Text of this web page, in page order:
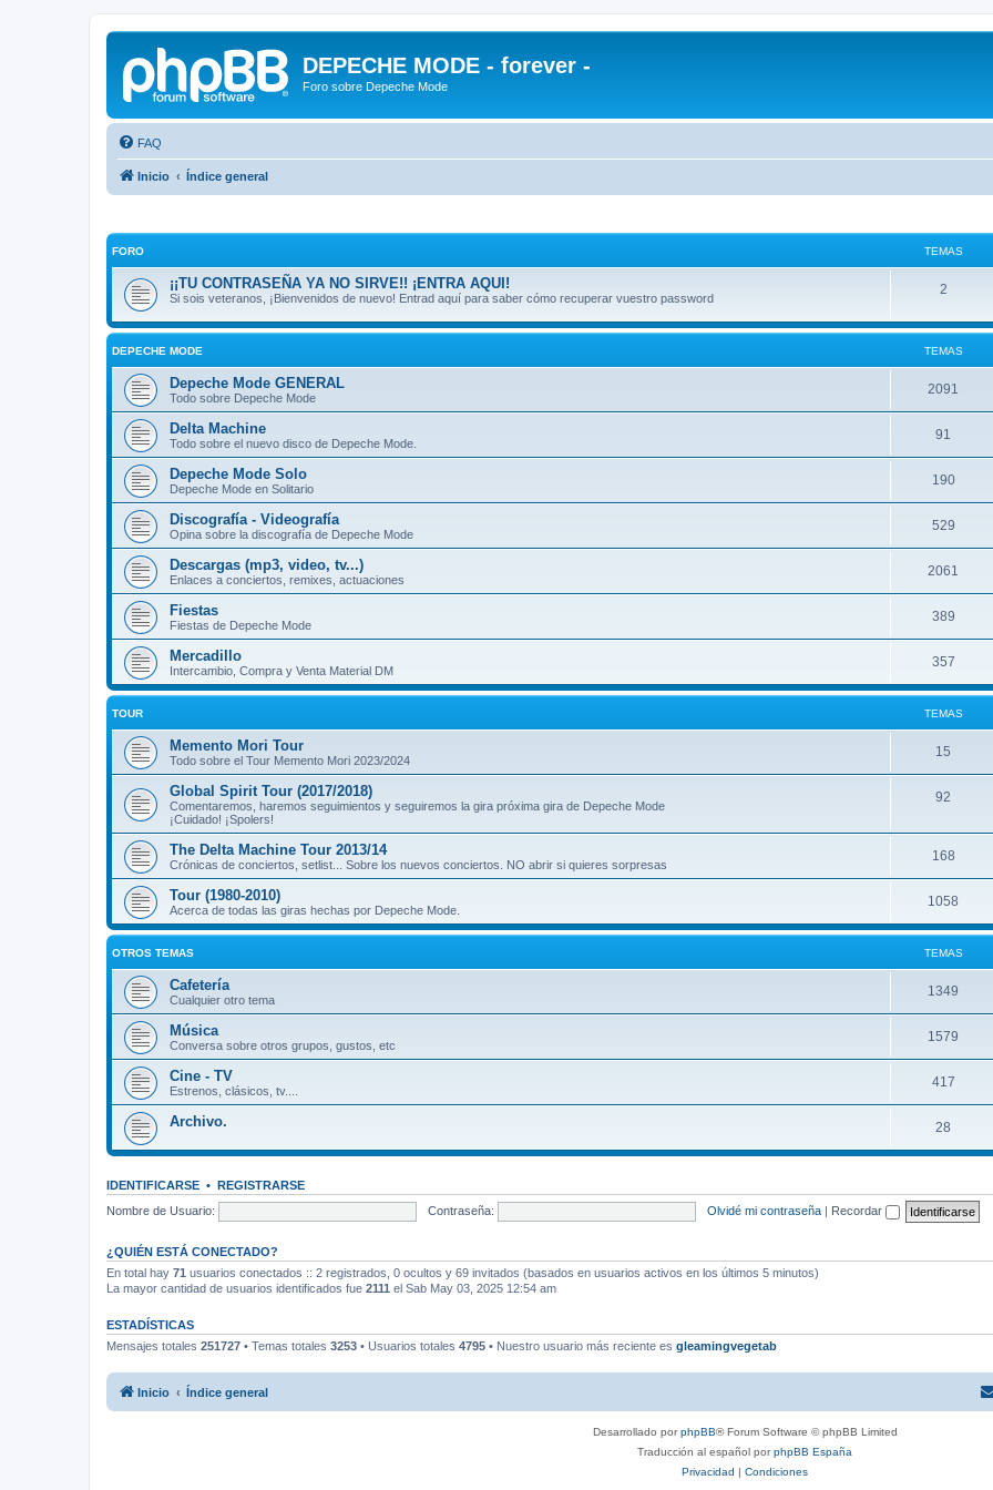
DEPECHE MODE - forever -
Foro sobre Depeche Mode
FAQ
Inicio Índice general
FORO TEMAS
¡¡TU CONTRASEÑA YA NO SIRVE!! ¡ENTRA AQUI!
Si sois veteranos, ¡Bienvenidos de nuevo! Entrad aquí para saber cómo recuperar vuestro password
2
DEPECHE MODE TEMAS
Depeche Mode GENERAL
Todo sobre Depeche Mode
2091
Delta Machine
Todo sobre el nuevo disco de Depeche Mode.
91
Depeche Mode Solo
Depeche Mode en Solitario
190
Discografía - Videografía
Opina sobre la discografía de Depeche Mode
529
Descargas (mp3, video, tv...)
Enlaces a conciertos, remixes, actuaciones
2061
Fiestas
Fiestas de Depeche Mode
389
Mercadillo
Intercambio, Compra y Venta Material DM
357
TOUR TEMAS
Memento Mori Tour
Todo sobre el Tour Memento Mori 2023/2024
15
Global Spirit Tour (2017/2018)
Comentaremos, haremos seguimientos y seguiremos la gira próxima gira de Depeche Mode
¡Cuidado! ¡Spolers!
92
The Delta Machine Tour 2013/14
Crónicas de conciertos, setlist... Sobre los nuevos conciertos. NO abrir si quieres sorpresas
168
Tour (1980-2010)
Acerca de todas las giras hechas por Depeche Mode.
1058
OTROS TEMAS TEMAS
Cafetería
Cualquier otro tema
1349
Música
Conversa sobre otros grupos, gustos, etc
1579
Cine - TV
Estrenos, clásicos, tv....
417
Archivo. 28
IDENTIFICARSE • REGISTRARSE
Nombre de Usuario:
Contraseña: Olvidé mi contraseña | Recordar
¿QUIÉN ESTÁ CONECTADO?
En total hay 71 usuarios conectados :: 2 registrados, 0 ocultos y 69 invitados (basados en usuarios activos en los últimos 5 minutos)
La mayor cantidad de usuarios identificados fue 2111 el Sab May 03, 2025 12:54 am
ESTADÍSTICAS
Mensajes totales 251727 • Temas totales 3253 • Usuarios totales 4795 • Nuestro usuario más reciente es gleamingvegetab
Inicio Índice general
Desarrollado porphpBB® Forum Software © phpBB Limited
Traducción al español porphpBB España
Privacidad | Condiciones